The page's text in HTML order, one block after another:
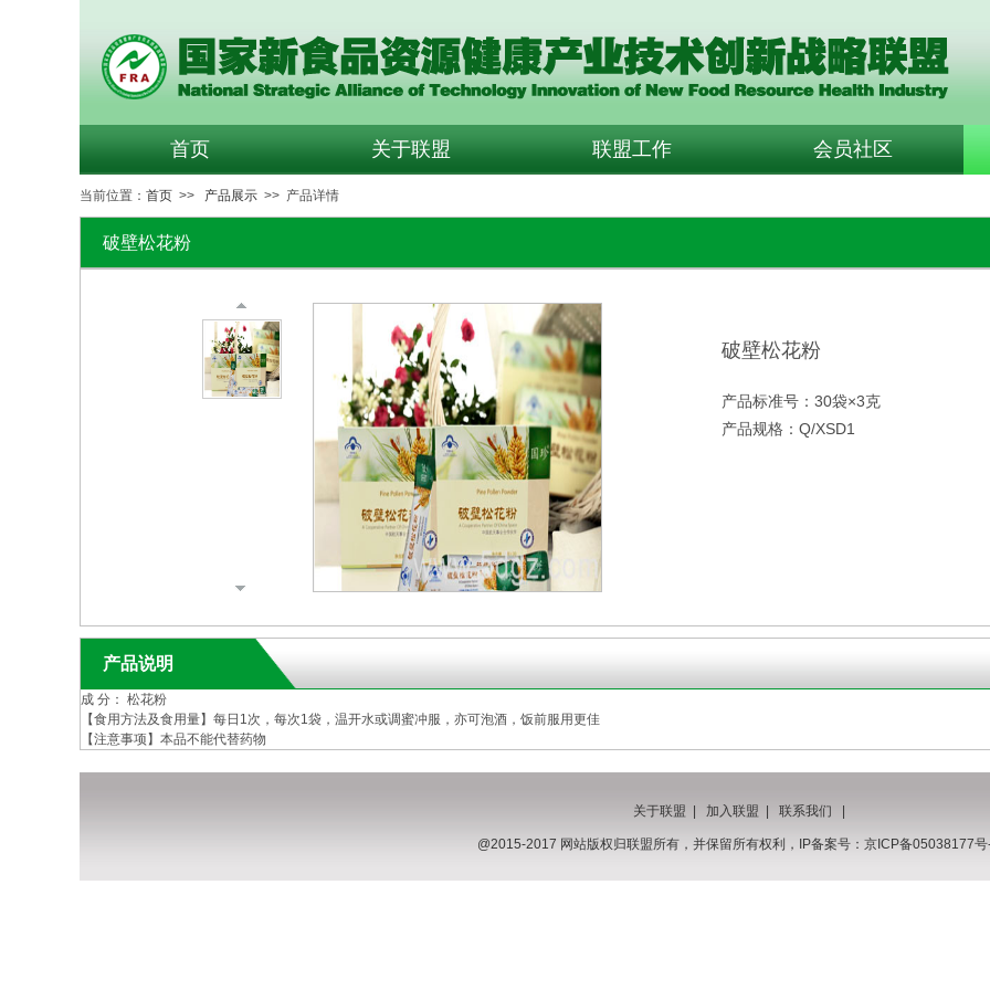
首页 关于联盟 联盟工作 会员社区
当前位置： 首页 >> 产品展示 >> 产品详情
破壁松花粉
破壁松花粉
产品标准号：30袋×3克
产品规格：Q/XSD1
产品说明
成 分： 松花粉
【食用方法及食用量】每日1次，每次1袋，温开水或调蜜冲服，亦可泡酒，饭前服用更佳
【注意事项】本品不能代替药物
关于联盟 加入联盟 联系我们
@2015-2017 网站版权归联盟所有，并保留所有权利，IP备案号： 京ICP备05038177